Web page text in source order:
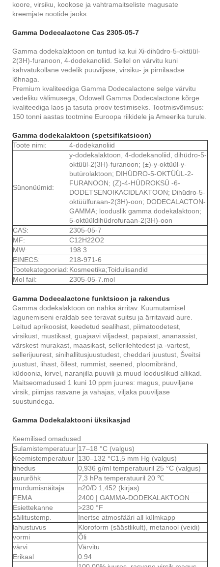
koore, virsiku, kookose ja vahtramaitseliste magusate
kreemjate nootide jaoks.
Gamma Dodecalactone Cas 2305-05-7
Gamma dodekalaktoon on tuntud ka kui Xi-dihüdro-5-oktüül-
2(3H)-furanoon, 4-dodekanoliid. Sellel on värvitu kuni
kahvatukollane vedelik puuviljase, virsiku- ja pirnilaadse
lõhnaga.
Premium kvaliteediga Gamma Dodecalactone selge värvitu
vedeliku välimusega, Odowell Gamma Dodecalactone kõrge
kvaliteediga laos ja tasuta proov testimiseks. Tootmisvõimsus:
150 tonni aastas tootmine Euroopa riikidele ja Ameerika turule.
Gamma dodekalaktoon (spetsifikatsioon)
Toote nimi:
4-dodekanoliid
Sünonüümid:
y-dodekalaktoon, 4-dodekanoliid, dihüdro-5-
oktüül-2(3H)-furanoon; (±)-y-oktüül-y-
butürolaktoon; DIHÜDRO-5-OKTÜÜL-2-
FURANOON; (Z)-4-HÜDROKSÜ -6-
DODETSENOIKACIDLAKTOON; Dihüdro-5-
oktüülfuraan-2(3H)-oon; DODECALACTON-
GAMMA; looduslik gamma dodekalaktoon;
5-oktüüldihüdrofuraan-2(3H)-oon
CAS:
2305-05-7
MF:
C12H22O2
MW:
198.3
EINECS:
218-971-6
Tootekategooriad:Kosmeetika;Toidulisandid
Mol fail:
2305-05-7.mol
Gamma Dodecalactone funktsioon ja rakendus
Gamma dodekalaktoon on nahka ärritav. Kuumutamisel
lagunemiseni eraldab see teravat suitsu ja ärritavaid aure.
Leitud aprikoosist, keedetud sealihast, piimatoodetest,
virsikust, mustikast, guajaavi viljadest, papaiast, ananassist,
värskest murakast, maasikast, sellerilehtedest ja -vartest,
sellerijuurest, sinihallitusjuustudest, cheddari juustust, Šveitsi
juustust, lihast, õllest, rummist, seened, ploomibränd,
küdoonia, kirvel, naranjilla puuvili ja muud looduslikud allikad.
Maitseomadused 1 kuni 10 ppm juures: magus, puuviljane
virsik, piimjas rasvane ja vahajas, viljaka puuviljase
suustundega.
Gamma Dodekalaktooni üksikasjad
Keemilised omadused
Sulamistemperatuur 17–18 °C (valgus)
Keemistemperatuur 130–132 °C1,5 mm Hg (valgus)
tihedus
0,936 g/ml temperatuuril 25 °C (valgus)
aururõhk
7,3 hPa temperatuuril 20 ℃
murdumisnäitaja
n20/D 1,452 (kirjas)
FEMA
2400 | GAMMA-DODEKALAKTOON
Esiettekanne
>230 °F
säilitustemp.
Inertse atmosfääri all külmkapp
lahustuvus
Kloroform (säästlikult), metanool (veidi)
vormi
Õli
värvi
Värvitu
Erikaal
0.94